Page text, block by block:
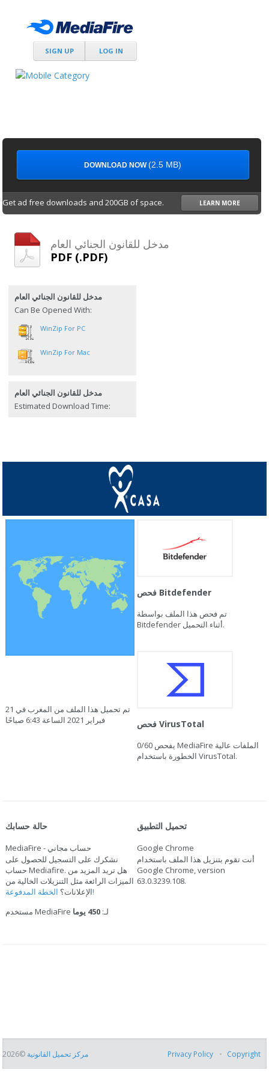
SIGN UP LOG IN
Get ad free downloads and 200GB of space. LEARN MORE
مدخل للقانون الجنائي العام
PDF (.PDF)
مدخل للقانون الجنائي العام
Can Be Opened With:
WinZip For PC
WinZip For Mac
مدخل للقانون الجنائي العام
Estimated Download Time:
DOWNLOAD NOW(2.5 MB)
تم تحميل هذا الملف من المغرب في 21
فبراير 2021 الساعة 6:43 صباحًا
فحص Bitdefender
تم فحص هذا الملف بواسطة
Bitdefender أثناء التحميل.
فحص VirusTotal
0/60
الخطورة باستخدام VirusTotal.
حالة حسابك
MediaFire - حساب مجاني
نشكرك على التسجيل للحصول على
حساب Mediafire. هل تريد المزيد من
الميزات الرائعة مثل التنزيلات الخالية من
الإعلانات؟الخطة المدفوعة!
مستخدم MediaFire لـ:450 يوما
تحميل التطبيق
Google Chrome
أنت تقوم بتنزيل هذا الملف باستخدام
Google Chrome, version
63.0.3239.108.
مركز تحميل القانونية ©2026 Privacy Policy Copyright